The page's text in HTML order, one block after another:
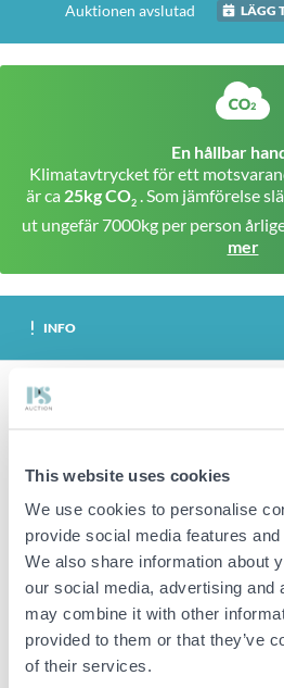
This website uses cookies
We use cookies to personalise
provide social media features
We also share information about
our social media, advertising and
may combine it with other
provided to them or that they’ve
of their services.
Auktionen avslutad LÄGG
En hållbar
Klimatavtrycket för ett
är ca 25kg CO2 . Som jämförelse
ut ungefär 7000kg per person
mer
INFO
Matset Babblarna, Teddykompaniet
Viktig info
Buden är bindande och
objekt. Eventuella avvikelser från
beskrivs under sektionen
objektet och därmed ansvarar
Objektet är EJ TESTAT av
i objektsbeskrivningen.